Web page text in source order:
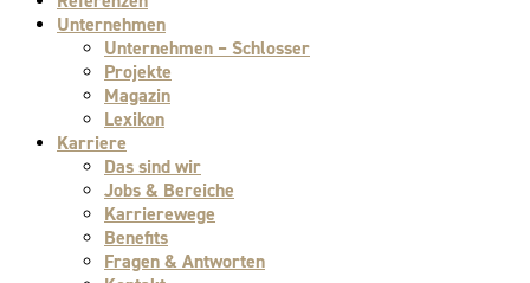
Unternehmen
Unternehmen – Schlosser
Projekte
Magazin
Lexikon
Karriere
Das sind wir
Jobs & Bereiche
Karrierewege
Benefits
Fragen & Antworten